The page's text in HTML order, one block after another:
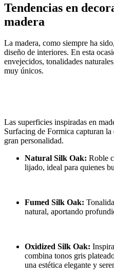
Tendencias en
madera
La madera, como siempre ha
diseño de interiores. En esta
envejecidos, tonalidades
muy únicos.
Las superficies inspiradas en
Surfacing de Formica capturan la
gran personalidad.
Natural Silk Oak: Roble
lijado, ideal para quienes
Fumed Silk Oak:
natural, aportando
Oxidized Silk Oak:
combina tonos gris
una estética elegante y